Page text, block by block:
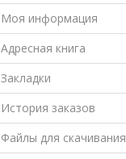
Моя информация
Адресная книга
Закладки
История заказов
Файлы для скачивания